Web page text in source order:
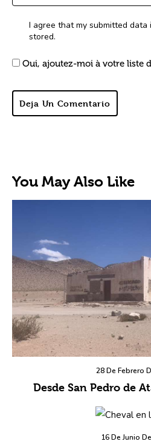
I agree that my submitted
stored.
Oui, ajoutez-moi à votre liste
Deja Un Comentario
You May Also Like
28 De Febrero
Desde San Pedro de
16 De Junio